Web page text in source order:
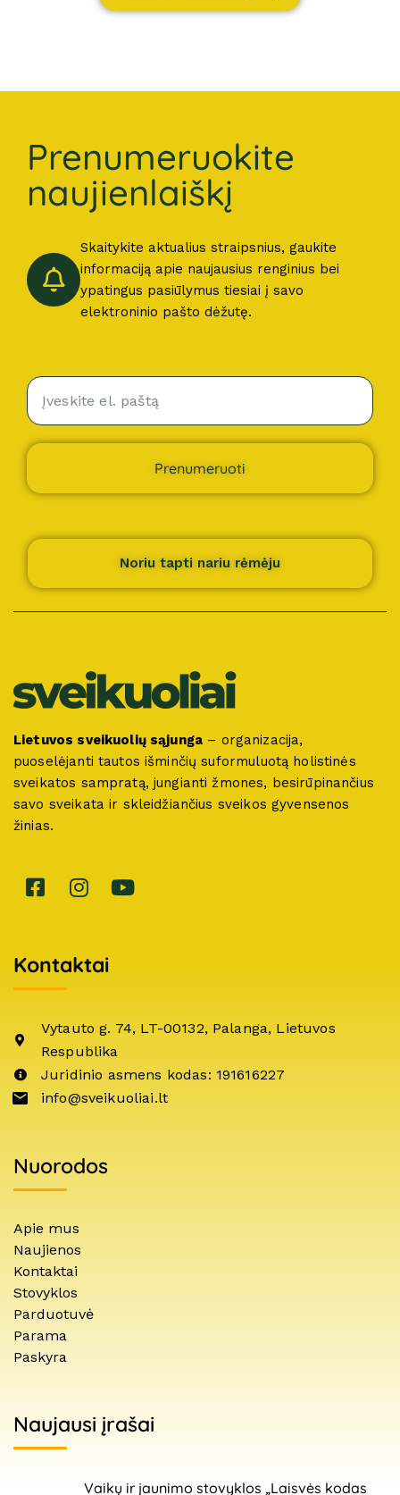
Prenumeruokite
naujienlaiškį
Skaitykite aktualius straipsnius, gaukite
informaciją apie naujausius renginius bei
ypatingus pasiūlymus tiesiai į savo
elektroninio pašto dėžutę.
Prenumeruoti
Noriu tapti nariu rėmėju
Lietuvos sveikuolių sąjunga – organizacija,
puoselėjanti tautos išminčių suformuluotą holistinės
sveikatos sampratą, jungianti žmones, besirūpinančius
savo sveikata ir skleidžiančius sveikos gyvensenos
žinias.
Kontaktai
Vytauto g. 74, LT-00132, Palanga, Lietuvos
Respublika
Juridinio asmens kodas: 191616227
info@sveikuoliai.lt
Nuorodos
Apie mus
Naujienos
Kontaktai
Stovyklos
Parduotuvė
Parama
Paskyra
Naujausi įrašai
Vaikų ir jaunimo stovyklos „Laisvės kodas